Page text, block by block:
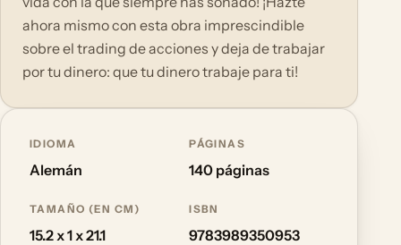
ahora mismo con esta obra imprescindible
sobre el trading de acciones y deja de trabajar
por tu dinero: que tu dinero trabaje para ti!
IDIOMA
Alemán
PÁGINAS
140 páginas
TAMAÑO (EN CM)
15.2 x 1 x 21.1
ISBN
9783989350953